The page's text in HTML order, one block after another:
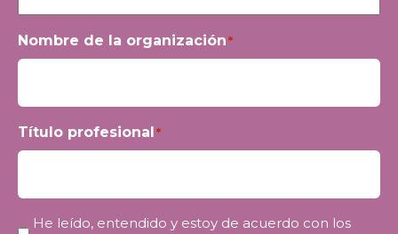
Nombre de la organización*
Título profesional*
Privacidad*
He leído, entendido y estoy de acuerdo con los